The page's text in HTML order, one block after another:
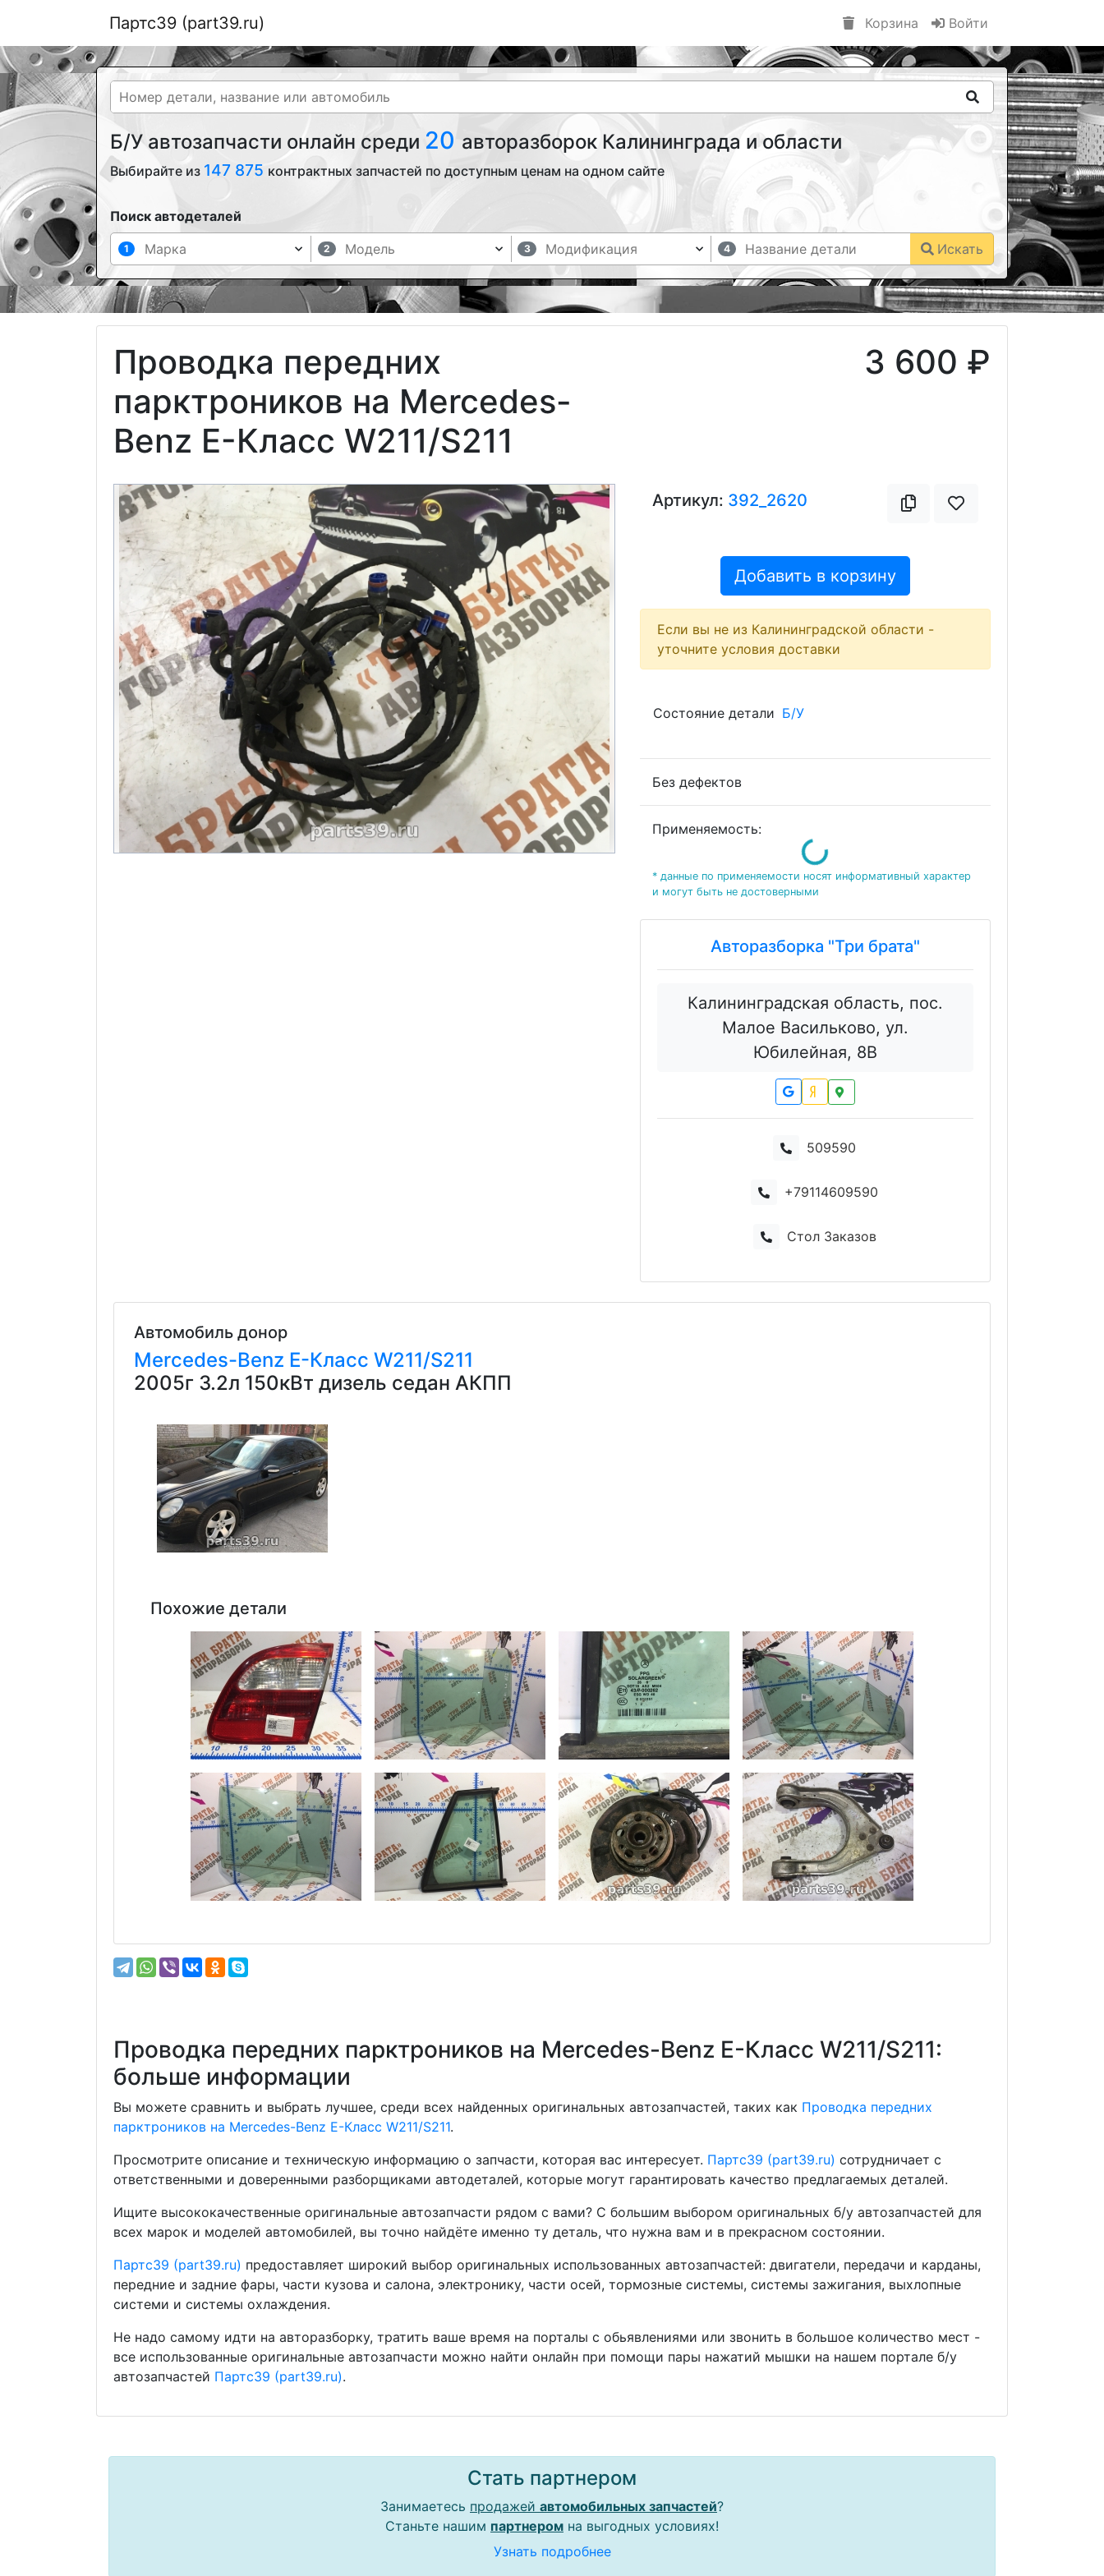
Партс39 (part39.ru) Корзина Войти
Б/У автозапчасти онлайн среди 20 авторазборок Калининграда и области
Выбирайте из 147 875 контрактных запчастей по доступным ценам на одном сайте
Поиск автодеталей
1 2 3 4 Искать
Проводка передних
парктроников на Mercedes-
Benz E-Класс W211/S211
3 600 ₽
Артикул: 392_2620
Добавить в корзину
Если вы не из Калининградской области -
уточните условия доставки
Состояние детали Б/У
Без дефектов
Применяемость:
Loading...
* данные по применяемости носят информативный характер
и могут быть не достоверными
Авторазборка "Три брата"
Калининградская область, пос.
Малое Васильково, ул.
Юбилейная, 8В
509590
+79114609590
Стол Заказов
Автомобиль донор
Mercedes-Benz E-Класс W211/S211
2005г 3.2л 150кВт дизель седан АКПП
Похожие детали
Проводка передних парктроников на Mercedes-Benz E-Класс W211/S211:
больше информации
Вы можете сравнить и выбрать лучшее, среди всех найденных оригинальных автозапчастей, таких как Проводка передних
парктроников на Mercedes-Benz E-Класс W211/S211.
Просмотрите описание и техническую информацию о запчасти, которая вас интересует. Партс39 (part39.ru) сотрудничает с
ответственными и доверенными разборщиками автодеталей, которые могут гарантировать качество предлагаемых деталей.
Ищите высококачественные оригинальные автозапчасти рядом с вами? С большим выбором оригинальных б/у автозапчастей для
всех марок и моделей автомобилей, вы точно найдёте именно ту деталь, что нужна вам и в прекрасном состоянии.
Партс39 (part39.ru) предоставляет широкий выбор оригинальных использованных автозапчастей: двигатели, передачи и карданы,
передние и задние фары, части кузова и салона, электронику, части осей, тормозные системы, системы зажигания, выхлопные
системи и системы охлаждения.
Не надо самому идти на авторазборку, тратить ваше время на порталы с обьявлениями или звонить в большое количество мест -
все использованные оригинальные автозапчасти можно найти онлайн при помощи пары нажатий мышки на нашем портале б/у
автозапчастей Партс39 (part39.ru).
Стать партнером
Занимаетесь продажей автомобильных запчастей?
Станьте нашим партнером на выгодных условиях!
Узнать подробнее